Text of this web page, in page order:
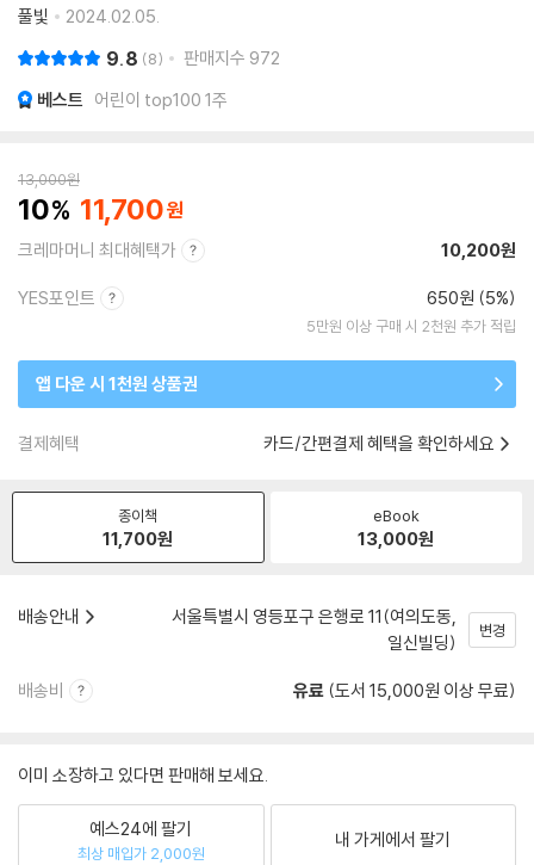
풀빛
2024.02.05.
9.8 8 판매지수 972
베스트 어린이 top100 1주
13,000원
10 11,700
크레마머니 최대혜택가 10,200원
YES포인트 650원 (5%)
5만원 이상 구매 시 2천원 추가 적립
앱 다운 시 1천원 상품권
결제혜택 카드/간편결제 혜택을 확인하세요
종이책
11,700원
eBook
13,000원
배송안내
서울특별시 영등포구 은행로 11(여의도동,
일신빌딩)
변경
배송비 유료 (도서 15,000원 이상 무료)
이미 소장하고 있다면 판매해 보세요.
예스24에 팔기
최상 매입가 2,000원
내 가게에서 팔기